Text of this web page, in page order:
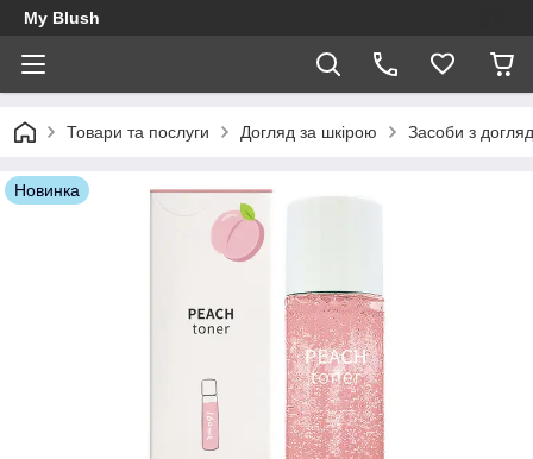
My Blush
Товари та послуги Догляд за шкірою Засоби з
Новинка